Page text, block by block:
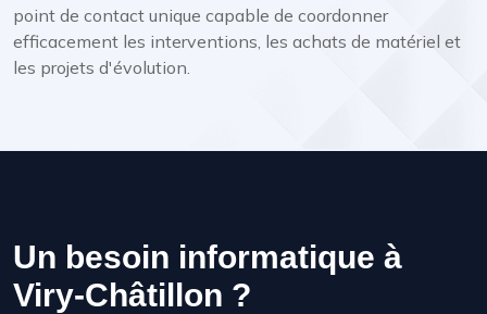
point de contact unique capable de coordonner
efficacement les interventions, les achats de matériel et
les projets d'évolution.
Un besoin informatique à
Viry-Châtillon ?